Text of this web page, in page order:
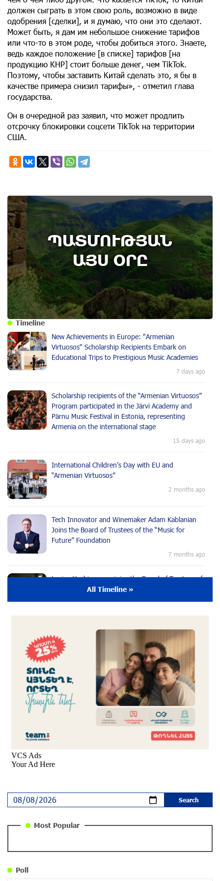
должен сыграть в этом свою роль, возможно в виде
одобрения [сделки], и я думаю, что они это сделают.
Может быть, я дам им небольшое снижение тарифов
или что-то в этом роде, чтобы добиться этого. Знаете,
ведь каждое положение [в списке] тарифов [на
продукцию КНР] стоит больше денег, чем TikTok.
Поэтому, чтобы заставить Китай сделать это, я бы в
качестве примера снизил тарифы», - отметил глава
государства.
Он в очередной раз заявил, что может продлить
отсрочку блокировки соцсети TikTok на территории
США.
ՊԱՏՄՈՒԹՅԱՆ
ԱՅՍ ՕՐԸ
Timeline
New Achievements in Europe: "Armenian
Virtuosos" Scholarship Recipients Embark on
Educational Trips to Prestigious Music Academies
7 days ago
Scholarship recipients of the “Armenian Virtuosos”
Program participated in the Järvi Academy and
Pärnu Music Festival in Estonia, representing
Armenia on the international stage
15 days ago
International Children’s Day with EU and
“Armenian Virtuosos”
2 months ago
Tech Innovator and Winemaker Adam Kablanian
Joins the Board of Trustees of the “Music for
Future” Foundation
7 months ago
Lusine Yeghiazaryan joins the Board of Trustees of
the Music for the Future Foundation
9 months ago
Young Musician from the “Born in Artsakh”
Program, Arsen Safaryan, Performed at the
Anniversary Concert of the “Artis Futura”
Foundation with the Moscow “Russian
Philharmonia” Symphony Orchestra
9 months ago
Young Musicians of the “Born in Artsakh” Program
Bring the Voice of Artsakh to Moscow
9 months ago
The Sound of Artsakh in the USA
Educational Trip and First U.S. Concert of the Music
for Future Foundation’s Young Musicians
All Timeline »
Most Popular
Poll